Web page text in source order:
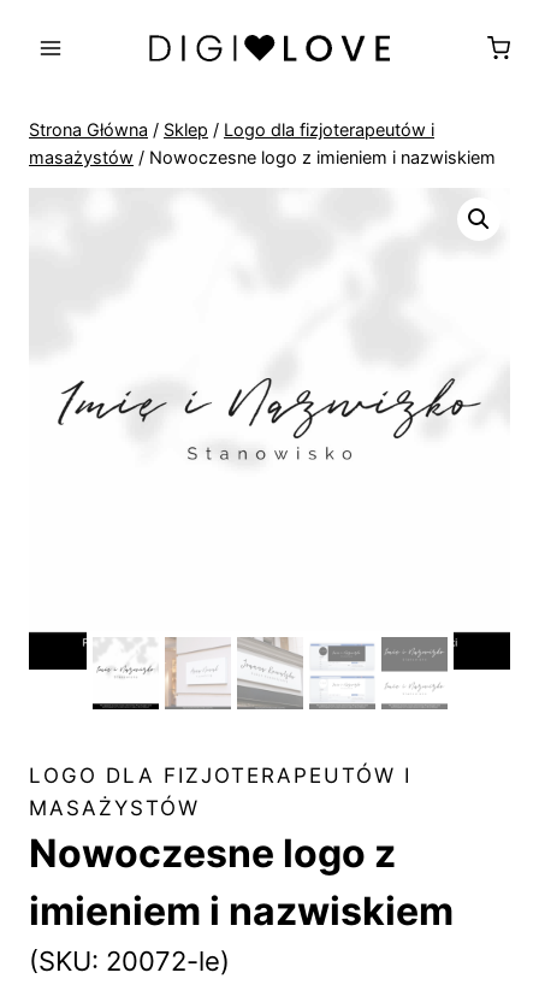
Strona Główna / Sklep / Logo dla fizjoterapeutów i
masażystów / Nowoczesne logo z imieniem i nazwiskiem
LOGO DLA FIZJOTERAPEUTÓW I
MASAŻYSTÓW
Nowoczesne logo z
imieniem i nazwiskiem
(SKU: 20072-le)